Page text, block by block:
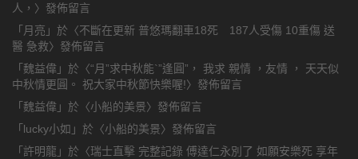
人， 〉發佈留言
「 月亮 」於〈不斷在更新 普悠瑪翻車18死 187人受傷 10重傷 送
醫 急救〉發佈留言
「 魏益偉 」於〈“月”求中秋能`”逢圓”， 我求 親情 ，友情 ， 天天似
中秋情更圓。 祝大家中秋節快樂喔!〉發佈留言
「 魏益偉 」於〈小船的美景〉發佈留言
「 lucky小如 」於〈小船的美景〉發佈留言
「許明龍 」於〈瑞士直擊 完整記錄 傅達仁永別了 如願安樂死 享年